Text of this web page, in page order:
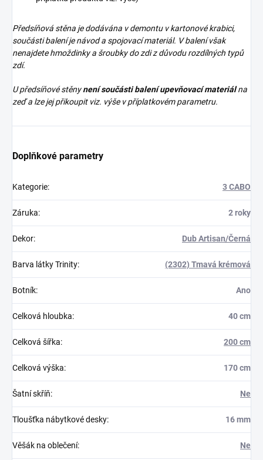
Předsíňová stěna je dodávána v demontu v kartonové krabici,
součásti balení je návod a spojovací materiál. V balení však
nenajdetehmoždinky a šroubky do zdi z důvodu rozdílných typů
zdí.
U předsíňové stěnynení součásti balení upevňovací materiálna
zeď a lze jej přikoupit viz. výše v příplatkovém parametru.
Doplňkové parametry
Kategorie: 3 CABO
Záruka: 2 roky
Dekor: Dub Artisan/Černá
Barva látky Trinity: (2302) Tmavá krémová
Botník: Ano
Celková hloubka: 40 cm
Celková šířka: 200 cm
Celková výška: 170 cm
Šatní skříň: Ne
Tloušťka nábytkové desky: 16 mm
Věšák na oblečení: Ne